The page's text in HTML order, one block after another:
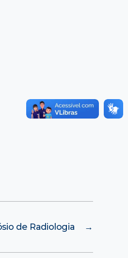
→
de Radiologia